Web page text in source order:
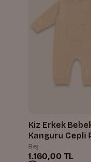
Kiz Erkek
Kanguru Cepli
Tulum
Bej
1.160,00 TL